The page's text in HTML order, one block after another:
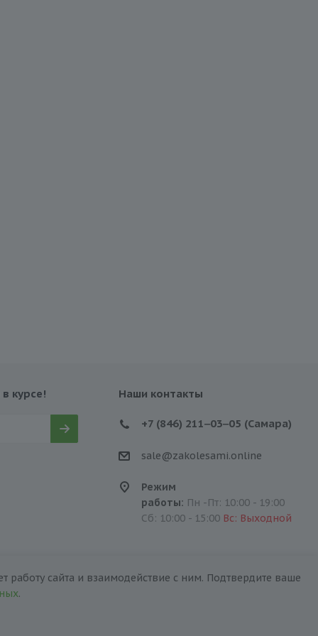
курсе! Наши контакты
+7 (846) 211‒03‒05 (Самара)
sale@zakolesami.online
Режим
работы: Пн -Пт: 10:00 - 19:00
Сб: 10:00 - 15:00 Вс: Выходной
сайта и взаимодействие с ним. Подтвердите ваше
.